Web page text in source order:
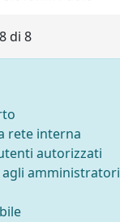
di 8
rete interna
autorizzati
amministratori